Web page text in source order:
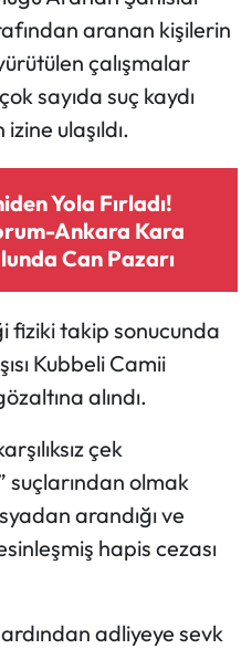
aranan kişilerin
çalışmalar
sayıda suç kaydı
ulaşıldı.
Yola Fırladı!
Ankara Kara
Can Pazarı
fiziki takip sonucunda
Kubbeli Camii
alındı.
çek
suçlarından olmak
arandığı ve
hapis cezası
adliyeye sevk